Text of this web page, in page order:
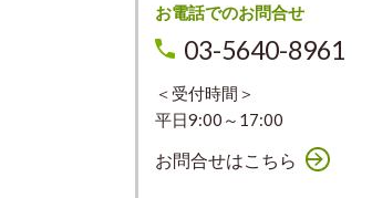
お電話でのお問合せ
03-5640-8961
＜受付時間＞
平日9:00～17:00
お問合せはこちら